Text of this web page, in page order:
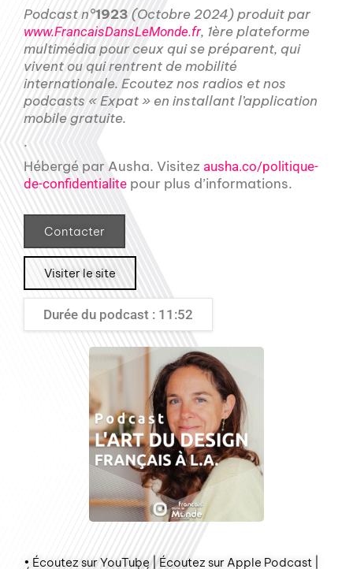
Podcast n°1923 (Octobre 2024) produit par
www.FrancaisDansLeMonde.fr, 1ère plateforme
multimédia pour ceux qui se préparent, qui
vivent ou qui rentrent de mobilité
internationale. Ecoutez nos radios et nos
podcasts « Expat » en installant l’application
mobile gratuite.
.
Hébergé par Ausha. Visitez ausha.co/politique-
de-confidentialite pour plus d’informations.
Contacter
Visiter le site
Durée du podcast : 11:52
• Écoutez sur YouTube | Écoutez sur Apple Podcast |